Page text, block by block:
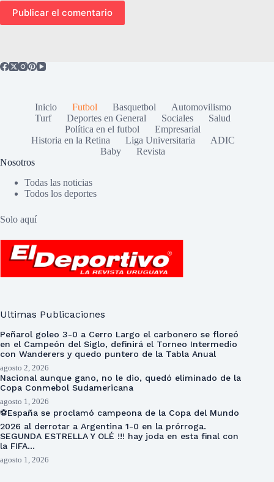
Publicar el comentario
Inicio Futbol Basquetbol
Automovilismo
Turf
Deportes en General Sociales
Salud
Política en el futbol
Empresarial
Historia en la Retina
Liga Universitaria
ADIC
Baby
Revista
Nosotros
Todas las noticias
Todos los deportes
Solo aquí
Ultimas Publicaciones
Peñarol goleo 3-0 a Cerro Largo el carbonero se floreó
en el Campeón del Siglo, definirá el Torneo Intermedio
con Wanderers y quedo puntero de la Tabla Anual
agosto 2, 2026
Nacional aunque gano, no le dio, quedó eliminado de la
Copa Conmebol Sudamericana
agosto 1, 2026
⚽España se proclamó campeona de la Copa del Mundo
2026 al derrotar a Argentina 1-0 en la prórroga.
SEGUNDA ESTRELLA Y OLÉ !!! hay joda en esta final con
la FIFA…
agosto 1, 2026